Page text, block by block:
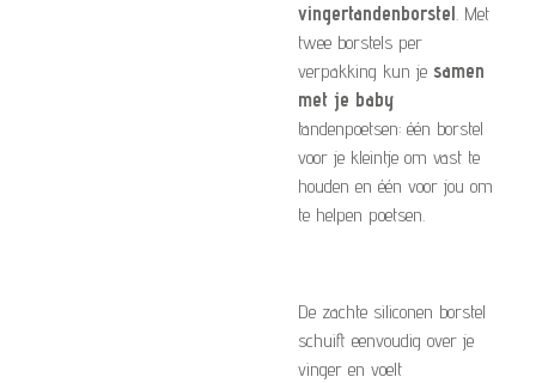
vingertandenborstel. Met
twee borstels per
verpakking kun je samen
met je baby
tandenpoetsen: één borstel
voor je kleintje om vast te
houden en één voor jou om
te helpen poetsen.
De zachte siliconen borstel
schuift eenvoudig over je
vinger en voelt